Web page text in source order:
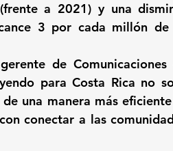
a 2021) y una
3 por cada millón
de
para Costa Rica no
una manera más
conectar a las